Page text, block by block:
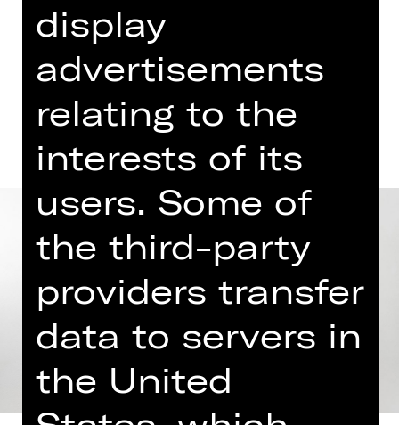
XRT 3. Etage
Dates and cast
display
advertisements
relating to the
interests of its
users. Some of
the third-party
providers transfer
data to servers in
the United